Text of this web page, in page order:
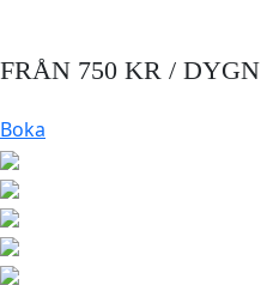
FRÅN 750 KR / DYGN
Boka